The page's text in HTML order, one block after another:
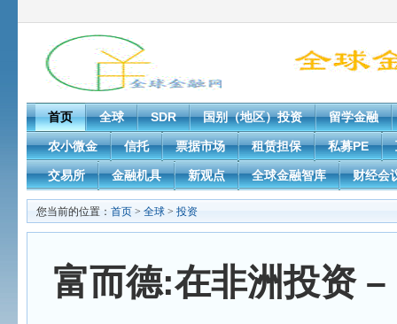
首页 全球 SDR 国别（地区）投资 留学金融
农小微金 信托 票据市场 租赁担保 私募PE
交易所 金融机具 新观点 全球金融智库 财经会
您当前的位置： 首页 > 全球 > 投资
富而德:在非洲投资 –